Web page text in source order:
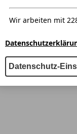
Wir arbeiten mit
Datenschutz-